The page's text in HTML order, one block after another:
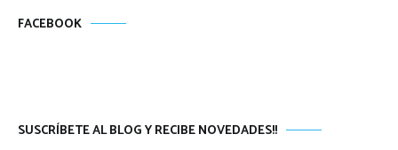
FACEBOOK
SUSCRÍBETE AL BLOG Y RECIBE NOVEDADES!!